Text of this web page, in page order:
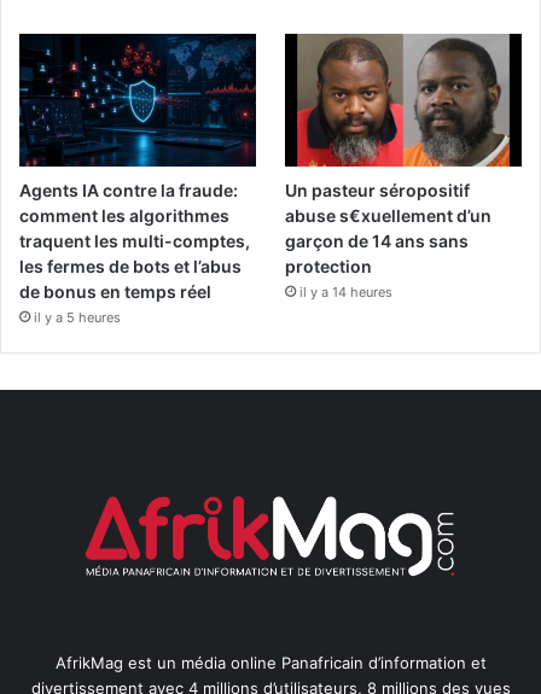
Agents IA contre la fraude:
comment les algorithmes
traquent les multi-comptes,
les fermes de bots et l’abus
de bonus en temps réel
il y a 5 heures
Un pasteur séropositif
abuse s€xuellement d’un
garçon de 14 ans sans
protection
il y a 14 heures
AfrikMag est un média online Panafricain d’information et
divertissement avec 4 millions d’utilisateurs, 8 millions des vues